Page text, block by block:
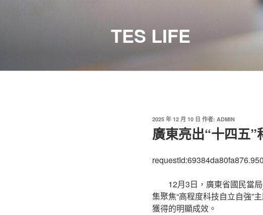
TES LIFE
發
佈
於
2025 年 12 月 10 日 作者: ADMIN
廣東亮出“十四五
12月3日，廣東省國民當局
集聚焦“高程度科技自立自強”
獲得的明顯成效。